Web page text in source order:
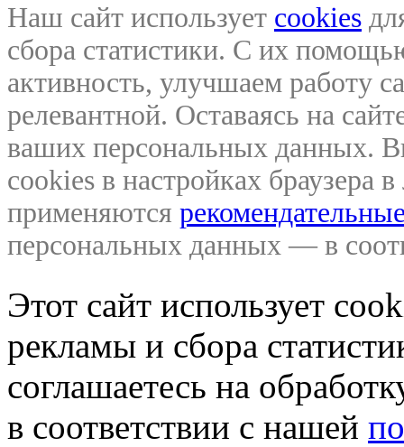
Наш сайт использует cookies
сбора статистики. С их
активность, улучшаем работу
релевантной. Оставаясь на
ваших персональных данных.
cookies в настройках браузера
применяются
персональных данных — в
Этот сайт использует
рекламы и сбора
соглашаетесь на
в соответствии с нашей